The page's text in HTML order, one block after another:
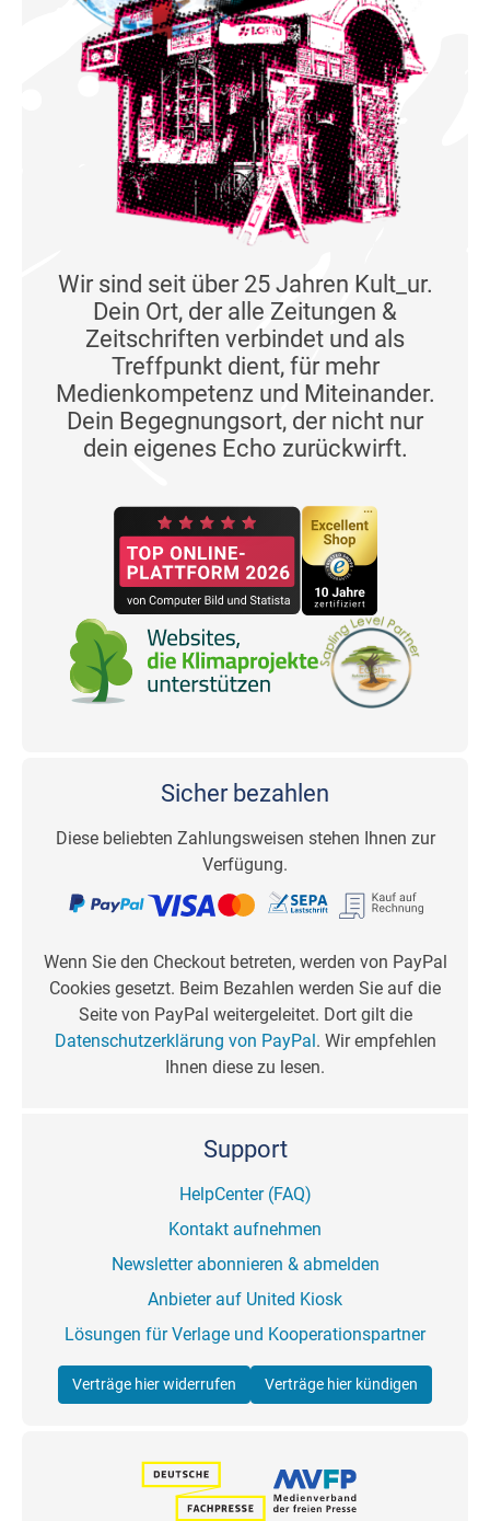
Wir sind seit über 25 Jahren Kult_ur.
Dein Ort, der alle Zeitungen &
Zeitschriften verbindet und als
Treffpunkt dient, für mehr
Medienkompetenz und Miteinander.
Dein Begegnungsort, der nicht nur
dein eigenes Echo zurückwirft.
Sicher bezahlen
Diese beliebten Zahlungsweisen stehen Ihnen zur
Verfügung.
Wenn Sie den Checkout betreten, werden von PayPal
Cookies gesetzt. Beim Bezahlen werden Sie auf die
Seite von PayPal weitergeleitet. Dort gilt die
Datenschutzerklärung von PayPal. Wir empfehlen
Ihnen diese zu lesen.
Support
HelpCenter (FAQ)
Kontakt aufnehmen
Newsletter abonnieren & abmelden
Anbieter auf United Kiosk
Lösungen für Verlage und Kooperationspartner
Verträge hier widerrufen Verträge hier kündigen